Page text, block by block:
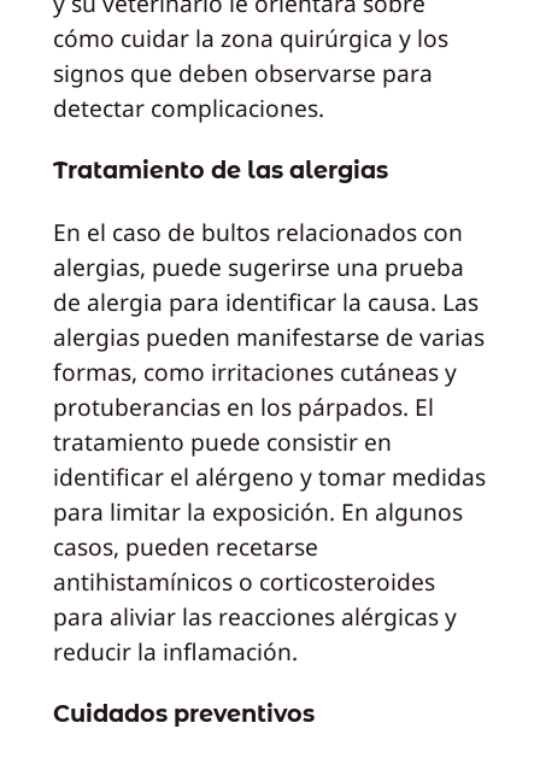
cómo cuidar la zona quirúrgica y los
signos que deben observarse para
detectar complicaciones.
Tratamiento de las alergias
En el caso de bultos relacionados con
alergias, puede sugerirse una prueba
de alergia para identificar la causa. Las
alergias pueden manifestarse de varias
formas, como irritaciones cutáneas y
protuberancias en los párpados. El
tratamiento puede consistir en
identificar el alérgeno y tomar medidas
para limitar la exposición. En algunos
casos, pueden recetarse
antihistamínicos o corticosteroides
para aliviar las reacciones alérgicas y
reducir la inflamación.
Cuidados preventivos